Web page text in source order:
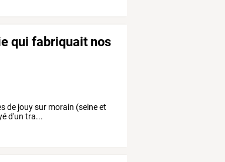
qui fabriquait nos
de jouy sur morain (seine et
d'un tra...